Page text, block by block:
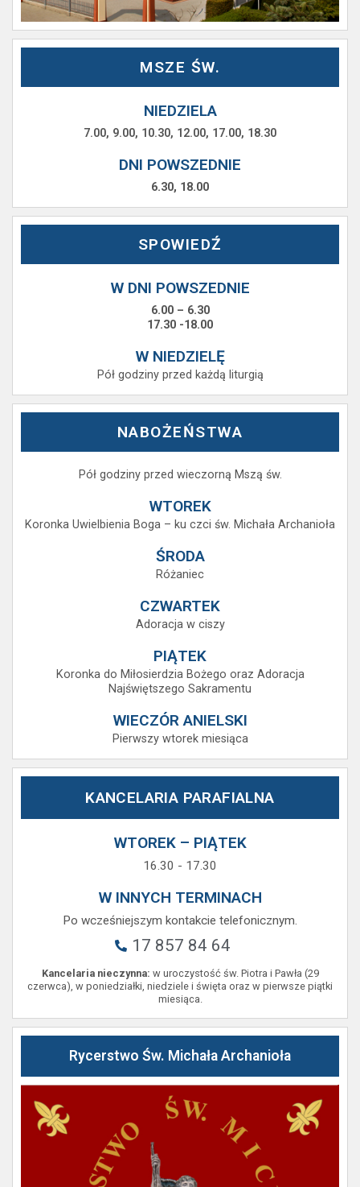
MSZE ŚW.
NIEDZIELA
7.00, 9.00, 10.30, 12.00, 17.00, 18.30
DNI POWSZEDNIE
6.30, 18.00
SPOWIEDŹ
W DNI POWSZEDNIE
6.00 – 6.30
17.30 -18.00
W NIEDZIELĘ
Pół godziny przed każdą liturgią
NABOŻEŃSTWA
Pół godziny przed wieczorną Mszą św.
WTOREK
Koronka Uwielbienia Boga – ku czci św. Michała Archanioła
ŚRODA
Różaniec
CZWARTEK
Adoracja w ciszy
PIĄTEK
Koronka do Miłosierdzia Bożego oraz Adoracja
Najświętszego Sakramentu
WIECZÓR ANIELSKI
Pierwszy wtorek miesiąca
KANCELARIA PARAFIALNA
WTOREK – PIĄTEK
16.30 - 17.30
W INNYCH TERMINACH
Po wcześniejszym kontakcie telefonicznym.
17 857 84 64
Kancelaria nieczynna: w uroczystość św. Piotra i Pawła (29
czerwca), w poniedziałki, niedziele i święta oraz w pierwsze piątki
miesiąca.
Rycerstwo Św. Michała Archanioła